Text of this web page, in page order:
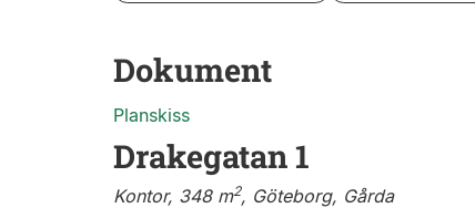
Dokument
Planskiss
Drakegatan 1
Kontor, 348 m2, Göteborg, Gårda